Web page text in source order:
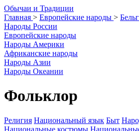
Обычаи и Традиции
Главная > Европейские народы >
Народы России
Европейские народы
Народы Америки
Африканские народы
Народы Азии
Народы Океании
Фольклор
Религия Национальный язык Быт
Национальные костюмы